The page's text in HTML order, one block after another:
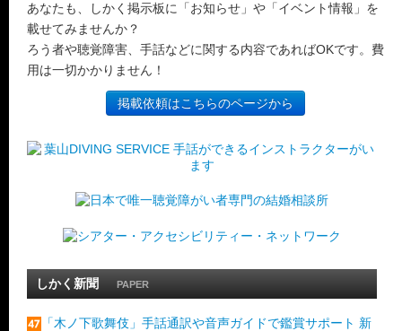
あなたも、しかく掲示板に「お知らせ」や「イベント情報」を
載せてみませんか？
ろう者や聴覚障害、手話などに関する内容であればOKです。費
用は一切かかりません！
掲載依頼はこちらのページから
しかく新聞 PAPER
「木ノ下歌舞伎」手話通訳や音声ガイドで鑑賞サポート 新